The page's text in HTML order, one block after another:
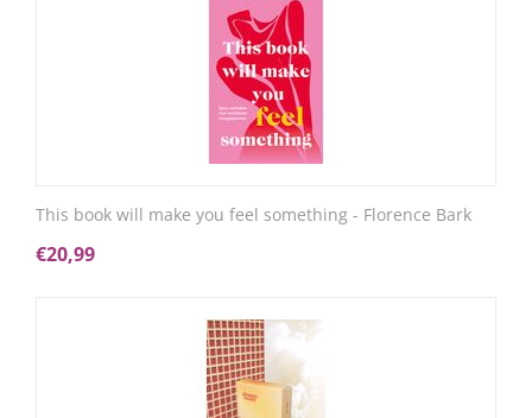
This book will make you feel something - Florence Bark
€20,99